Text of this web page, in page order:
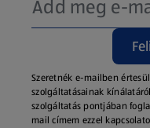
Szeretnék e-mailben
szolgáltatásainak
szolgáltatás pontjában
mail címem ezzel